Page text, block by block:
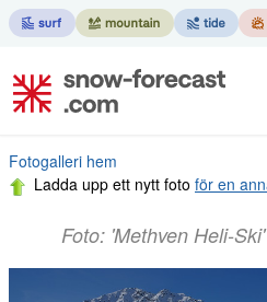
Fotogalleri hem
Ladda upp ett nytt foto för en
Foto: 'Methven Heli-